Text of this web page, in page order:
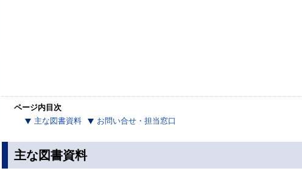
ページ内目次
主な図書資料
お問い合せ・担当窓口
主な図書資料